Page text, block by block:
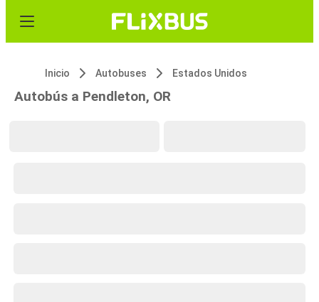
Inicio Autobuses Estados Unidos
Autobús a Pendleton, OR